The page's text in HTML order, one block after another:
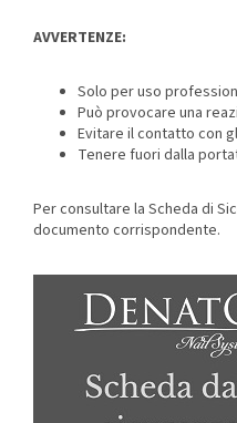
AVVERTENZE:
Solo per uso
Può provocare una
Evitare il contatto con
Tenere fuori dalla
Per consultare la Scheda di
documento corrispondente.